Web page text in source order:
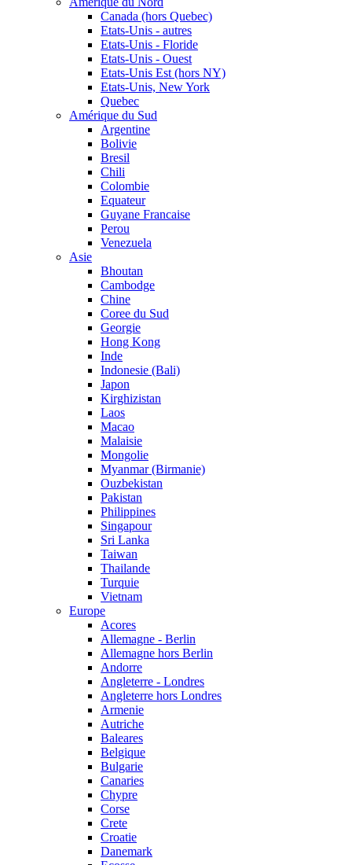
Canada (hors Quebec)
Etats-Unis - autres
Etats-Unis - Floride
Etats-Unis - Ouest
Etats-Unis Est (hors NY)
Etats-Unis, New York
Quebec
Amérique du Sud
Argentine
Bolivie
Bresil
Chili
Colombie
Equateur
Guyane Francaise
Perou
Venezuela
Asie
Bhoutan
Cambodge
Chine
Coree du Sud
Georgie
Hong Kong
Inde
Indonesie (Bali)
Japon
Kirghizistan
Laos
Macao
Malaisie
Mongolie
Myanmar (Birmanie)
Ouzbekistan
Pakistan
Philippines
Singapour
Sri Lanka
Taiwan
Thailande
Turquie
Vietnam
Europe
Acores
Allemagne - Berlin
Allemagne hors Berlin
Andorre
Angleterre - Londres
Angleterre hors Londres
Armenie
Autriche
Baleares
Belgique
Bulgarie
Canaries
Chypre
Corse
Crete
Croatie
Danemark